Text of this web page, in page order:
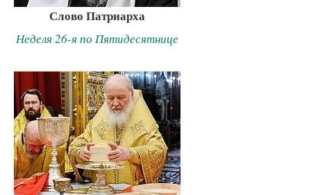
Слово Патриарха
Неделя 26-я по Пятидесятнице